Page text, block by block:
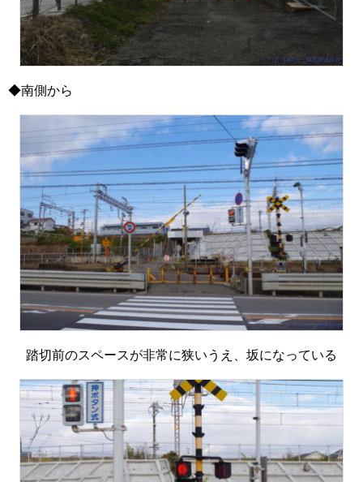
◆南側から
踏切前のスペースが非常に狭いうえ、坂になっている